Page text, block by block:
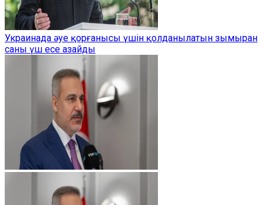
Украинада әуе қорғанысы үшін қолданылатын зымыран
саны үш есе азайды